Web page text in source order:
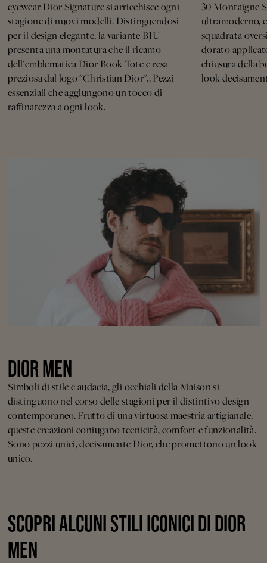
eyewear Dior Signature si arricchisce ogni
stagione di nuovi modelli. Distinguendosi
per il design elegante, la variante B1U
presenta una montatura che il ricamo
dell'emblematica Dior Book Tote e resa
preziosa dal logo "Christian Dior",. Pezzi
essenziali che aggiungono un tocco di
raffinatezza a ogni look.
30 Montaigne
ultramoderno,
squadrata
dorato
chiusura della
look
DIOR MEN
Simboli di stile e audacia, gli occhiali della Maison si
distinguono nel corso delle stagioni per il distintivo design
contemporaneo. Frutto di una virtuosa maestria artigianale,
queste creazioni coniugano tecnicità, comfort e funzionalità.
Sono pezzi unici, decisamente Dior, che promettono un look
unico.
SCOPRI ALCUNI STILI ICONICI DI DIOR
MEN